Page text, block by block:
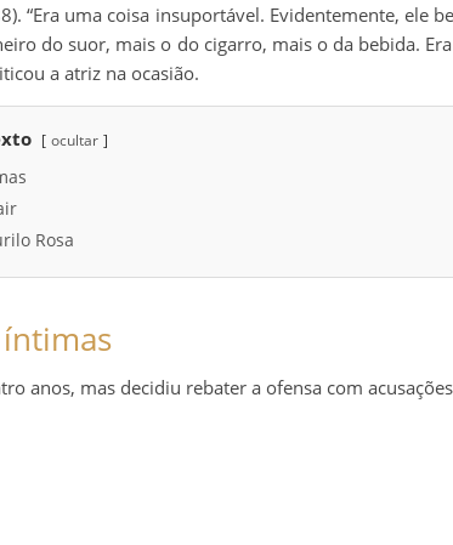
“Era uma coisa insuportável. Evidentemente, ele
do suor, mais o do cigarro, mais o da bebida.
a atriz na ocasião.
ocultar
Rosa
íntimas
anos, mas decidiu rebater a ofensa com